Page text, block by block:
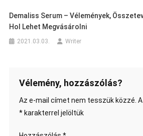
Demaliss Serum – Vélemények,
Hol Lehet Megvásárolni
2021.03.03. Writer
Vélemény, hozzászólás?
Az e-mail címet nem tesszük közzé.
*karakterrel jelöltük